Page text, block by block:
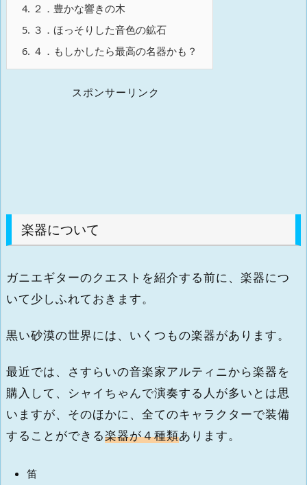
4. ２．豊かな響きの木
5. ３．ほっそりした音色の鉱石
6. ４．もしかしたら最高の名器かも？
スポンサーリンク
楽器について
ガニエギターのクエストを紹介する前に、楽器につ
いて少しふれておきます。
黒い砂漠の世界には、いくつもの楽器があります。
最近では、さすらいの音楽家アルティニから楽器を
購入して、シャイちゃんで演奏する人が多いとは思
いますが、そのほかに、全てのキャラクターで装備
することができる楽器が４種類あります。
笛